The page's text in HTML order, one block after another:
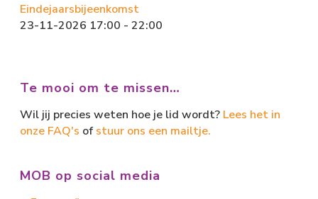
Eindejaarsbijeenkomst
23-11-2026 17:00 - 22:00
Te mooi om te missen…
Wil jij precies weten hoe je lid wordt? Lees het in
onze FAQ's of stuur ons een mailtje.
MOB op social media